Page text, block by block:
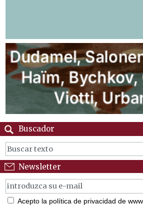
Buscador
Newsletter
Acepto la política de privacidad de